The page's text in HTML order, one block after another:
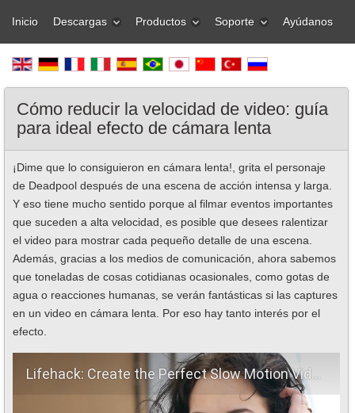
Inicio Descargas Productos Soporte Ayúdanos
Cómo reducir la velocidad de video: guía
para ideal efecto de cámara lenta
¡Dime que lo consiguieron en cámara lenta!, grita el personaje
de Deadpool después de una escena de acción intensa y larga.
Y eso tiene mucho sentido porque al filmar eventos importantes
que suceden a alta velocidad, es posible que desees ralentizar
el video para mostrar cada pequeño detalle de una escena.
Además, gracias a los medios de comunicación, ahora sabemos
que toneladas de cosas cotidianas ocasionales, como gotas de
agua o reacciones humanas, se verán fantásticas si las captures
en un video en cámara lenta. Por eso hay tanto interés por el
efecto.
Lifehack: Create the Perfect Slow Motion Video